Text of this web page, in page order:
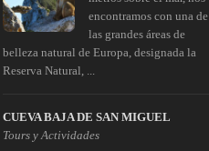
encontramos con una de
las grandes áreas de
belleza natural de Europa, designada la
Reserva Natural, ...
CUEVA BAJA DE SAN MIGUEL
Tours y Actividades